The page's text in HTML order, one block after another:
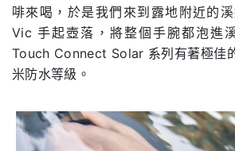
啡來喝，於是我們來到露地附近的
Vic 手起壺落，將整個手腕都泡進
Touch Connect Solar 系列有著極佳
米防水等級。